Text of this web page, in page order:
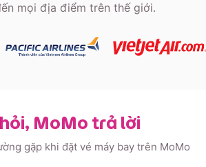
mọi địa điểm trên thế giới.
MoMo trả lời
gặp khi đặt vé máy bay trên MoMo